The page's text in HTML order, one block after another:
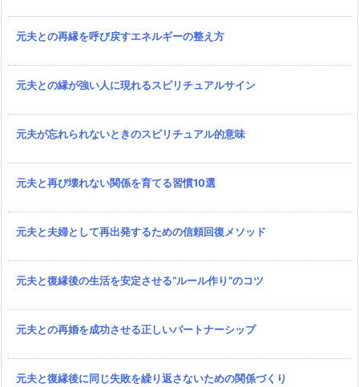
元夫との再縁を呼び戻すエネルギーの整え方
元夫との縁が強い人に現れるスピリチュアルサイン
元夫が忘れられないときのスピリチュアル的意味
元夫と再び壊れない関係を育てる習慣10選
元夫と夫婦として再出発するための信頼回復メソッド
元夫と復縁後の生活を安定させる“ルール作り”のコツ
元夫との再婚を成功させる正しいパートナーシップ
元夫と復縁後に同じ失敗を繰り返さないための関係づくり